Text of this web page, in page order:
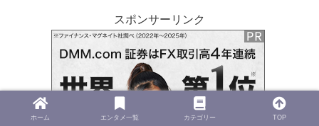
スポンサーリンク
ホーム エンタメ一覧 カテゴリー TOP